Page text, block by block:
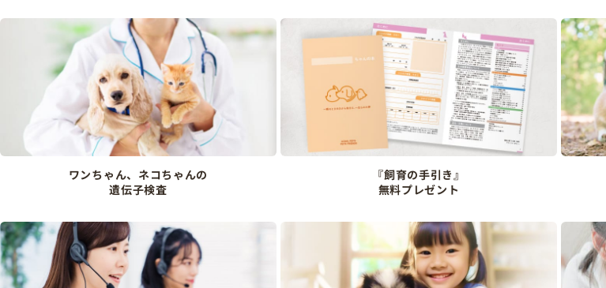
ワンちゃん、ネコちゃんの
遺伝子検査
『飼育の手引き』
無料プレゼント